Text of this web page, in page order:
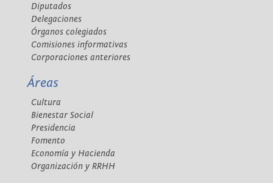
Diputados
Delegaciones
Órganos colegiados
Comisiones informativas
Corporaciones anteriores
Áreas
Cultura
Bienestar Social
Presidencia
Fomento
Economía y Hacienda
Organización y RRHH